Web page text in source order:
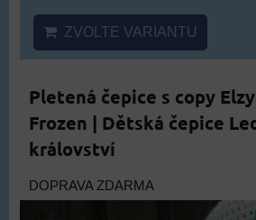
ZVOLTE VARIANTU
Pletená čepice s copy
Frozen | Dětská čepice
království
DOPRAVA ZDARMA